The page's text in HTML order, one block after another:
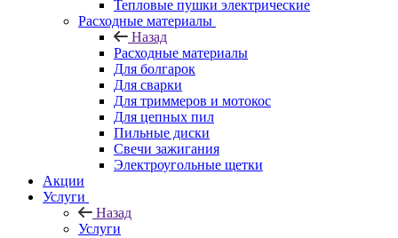
Тепловые пушки электрические
Расходные материалы
Назад
Расходные материалы
Для болгарок
Для сварки
Для триммеров и мотокос
Для цепных пил
Пильные диски
Свечи зажигания
Электроугольные щетки
Акции
Услуги
Назад
Услуги